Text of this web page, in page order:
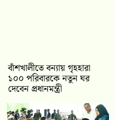
বাঁশখালীতে বন্যায় গৃহহারা
১০০ পরিবারকে নতুন ঘর
দেবেন প্রধানমন্ত্রী